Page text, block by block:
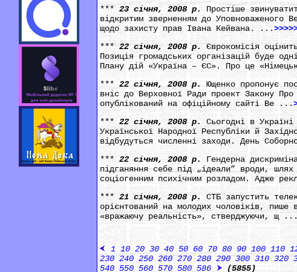
*** 23 січня, 2008 р. Простіше
відкритим зверненням до Уповноваженого
щодо захисту прав Івана Кейвана. ...
***22 січня, 2008 р.Єврокомісія
Позиція громадських організацій буде
Плану дій «Україна – ЄС». Про це
***22 січня, 2008 р.Ющенко пропонує
вніс до Верховної Ради проект Закону
опублікований на офіційному сайті Ве ...
***22 січня, 2008 р.Сьогодні в
Української Народної Республіки й
відбудуться численні заходи. День
***22 січня, 2008 р. Гендерна
підганяння себе під „ідеали” вроди,
соціогенним психічним розладом. Адже
*** 21 січня, 2008 р. СТБ запустить
орієнтований на молодих чоловіків, пише
«вражаючу реальність», стверджуючи, щ ...
1 10 20 30 40 50 60 70 80 90 100 110
230 240 250 260 270 280 290 300 310 320
540 550 560 570 580 586 (5855)